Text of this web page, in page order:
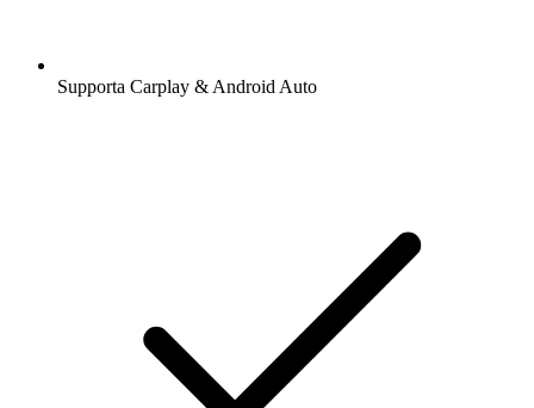
Supporta Carplay & Android Auto